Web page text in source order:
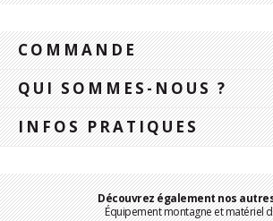
COMMANDE
QUI SOMMES-NOUS ?
INFOS PRATIQUES
Découvrez également nos
Équipement montagne et matériel